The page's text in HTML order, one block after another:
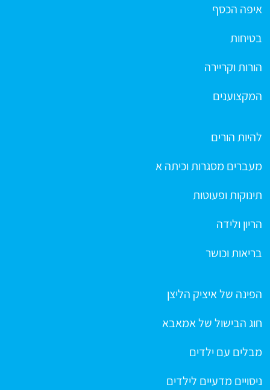
איפה הכסף
בטיחות
הורות וקריירה
המקצוענים
להיות הורים
מעברים מסגרות וכיתה א
תינוקות ופעוטות
הריון ולידה
בריאות וכושר
הפינה של איציק הליצן
חוג הבישול של אמאבא
מבלים עם ילדים
ניסויים מדעיים לילדים